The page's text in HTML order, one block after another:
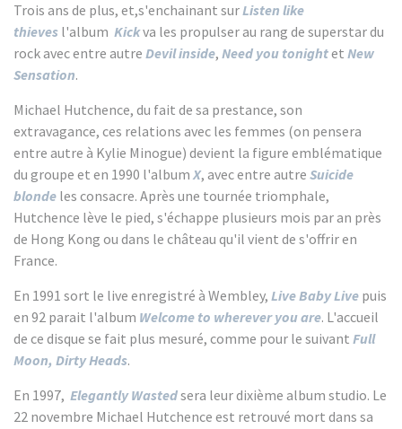
Trois ans de plus, et,s'enchainant surListen like
thieves l'album Kickva les propulser au rang de superstar du
rock avec entre autre Devil inside, Need you tonightet New
Sensation.
Michael Hutchence, du fait de sa prestance, son
extravagance, ces relations avec les femmes (on pensera
entre autre à Kylie Minogue) devient la figure emblématique
du groupe et en 1990 l'album X, avec entre autre Suicide
blonde les consacre. Après une tournée triomphale,
Hutchence lève le pied, s'échappe plusieurs mois par an près
de Hong Kong ou dans le château qu'il vient de s'offrir en
France.
En 1991 sort le live enregistré à Wembley, Live Baby Live puis
en 92 parait l'album Welcome to wherever you are. L'accueil
de ce disque se fait plus mesuré, comme pour le suivant Full
Moon, Dirty Heads.
En 1997, Elegantly Wastedsera leur dixième album studio. Le
22 novembre Michael Hutchence est retrouvé mort dans sa